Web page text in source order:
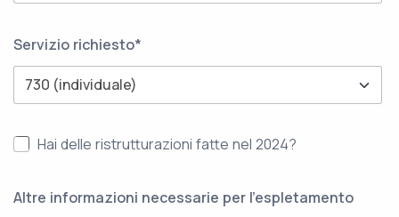
Servizio richiesto*
Hai delle ristrutturazioni fatte nel 2024?
Altre informazioni necessarie per l'espletamento